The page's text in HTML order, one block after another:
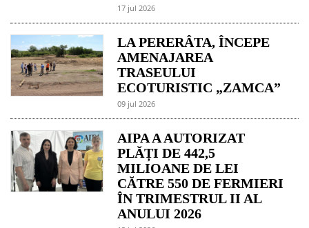
17 jul 2026
LA PERERÂTA, ÎNCEPE
AMENAJAREA
TRASEULUI
ECOTURISTIC „ZAMCA”
09 jul 2026
AIPA A AUTORIZAT
PLĂȚI DE 442,5
MILIOANE DE LEI
CĂTRE 550 DE FERMIERI
ÎN TRIMESTRUL II AL
ANULUI 2026